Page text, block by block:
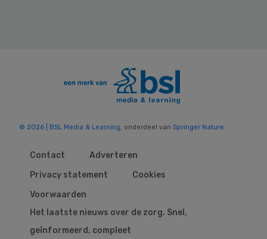
© 2026 | BSL Media & Learning, onderdeel van Springer Nature
Contact
Adverteren
Privacy statement
Cookies
Voorwaarden
Het laatste nieuws over de zorg. Snel,
geïnformeerd, compleet